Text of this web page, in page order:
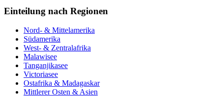
Einteilung nach Regionen
Nord- & Mittelamerika
Südamerika
West- & Zentralafrika
Malawisee
Tanganjikasee
Victoriasee
Ostafrika & Madagaskar
Mittlerer Osten & Asien